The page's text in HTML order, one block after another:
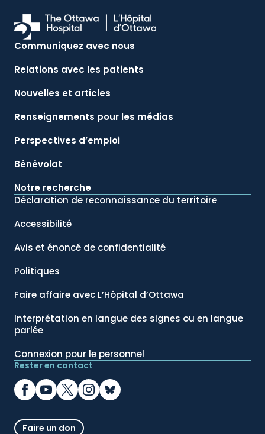
Communiquez avec nous
Relations avec les patients
Nouvelles et articles
Renseignements pour les médias
Perspectives d’emploi
Bénévolat
Notre recherche
Déclaration de reconnaissance du territoire
Accessibilité
Avis et énoncé de confidentialité
Politiques
Faire affaire avec L’Hôpital d’Ottawa
Interprétation en langue des signes ou en langue
parlée
Connexion pour le personnel
Rester en contact
Faire un don